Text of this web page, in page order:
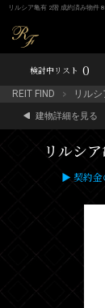
リルシア亀有 2階 成約済み物件
検討中リスト 0
REIT FIND リル
建物詳細を見る
リルシ
▶ 契約金